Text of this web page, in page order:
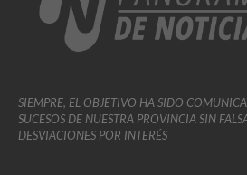
SIEMPRE, EL OBJETIVO HA SIDO
SUCESOS DE NUESTRA PROVINCIA SIN
DESVIACIONES POR INTERÉS